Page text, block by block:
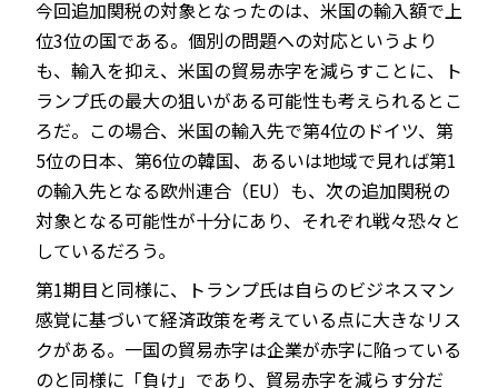
今回追加関税の対象となったのは、米国の輸入額で上
位3位の国である。個別の問題への対応というより
も、輸入を抑え、米国の貿易赤字を減らすことに、ト
ランプ氏の最大の狙いがある可能性も考えられるとこ
ろだ。この場合、米国の輸入先で第4位のドイツ、第
5位の日本、第6位の韓国、あるいは地域で見れば第1
の輸入先となる欧州連合（EU）も、次の追加関税の
対象となる可能性が十分にあり、それぞれ戦々恐々と
しているだろう。
第1期目と同様に、トランプ氏は自らのビジネスマン
感覚に基づいて経済政策を考えている点に大きなリス
クがある。一国の貿易赤字は企業が赤字に陥っている
のと同様に「負け」であり、貿易赤字を減らす分だ